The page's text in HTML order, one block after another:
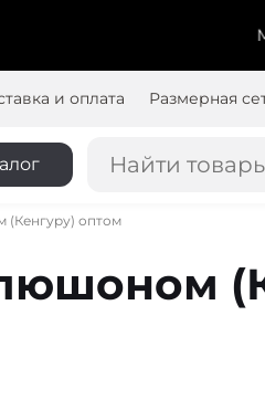
и оплата Размерная
(Кенгуру) оптом